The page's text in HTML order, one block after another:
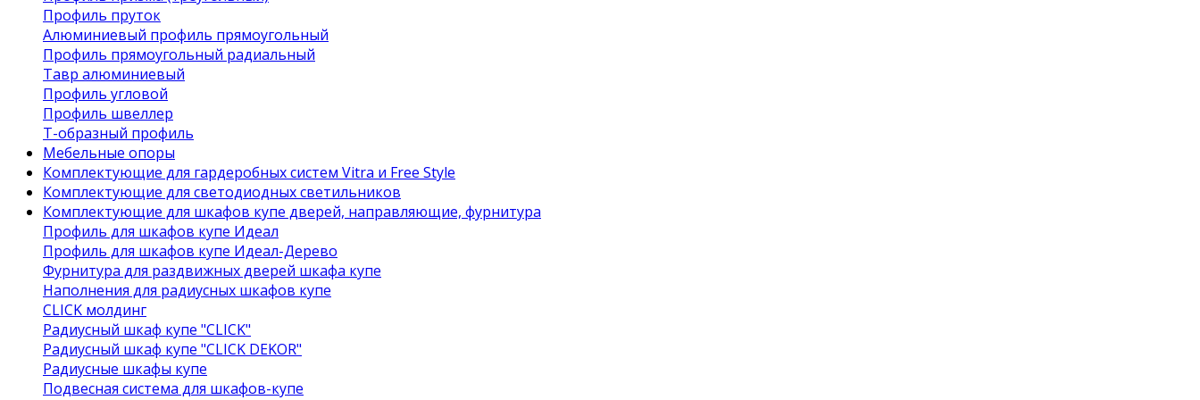
Профиль пруток
Алюминиевый профиль прямоугольный
Профиль прямоугольный радиальный
Тавр алюминиевый
Профиль угловой
Профиль швеллер
Т-образный профиль
Мебельные опоры
Комплектующие для гардеробных систем Vitra и Free Style
Комплектующие для светодиодных светильников
Комплектующие для шкафов купе дверей, направляющие, фурнитура
Профиль для шкафов купе Идеал
Профиль для шкафов купе Идеал-Дерево
Фурнитура для раздвижных дверей шкафа купе
Наполнения для радиусных шкафов купе
CLICK молдинг
Радиусный шкаф купе "CLICK"
Радиусный шкаф купе "CLICK DEKOR"
Радиусные шкафы купе
Подвесная система для шкафов-купе